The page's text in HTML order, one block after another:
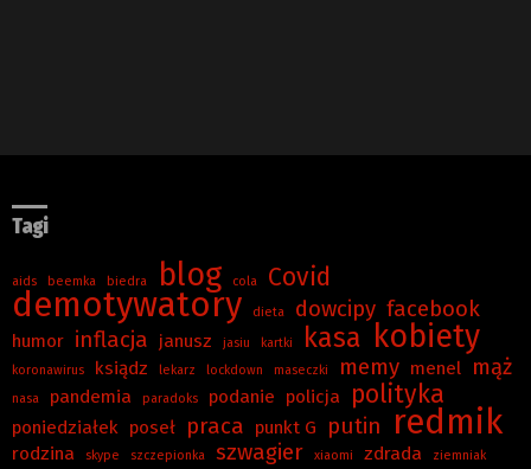
Tagi
aids beemka biedra blog cola Covid
demotywatory dieta dowcipy facebook
humor inflacja janusz jasiu kartki kasa kobiety
koronawirus ksiądz lekarz lockdown maseczki memy menel mąż
nasa pandemia paradoks podanie policja polityka
poniedziałek poseł praca punkt G putin redmik
rodzina skype szczepionka szwagier xiaomi zdrada ziemniak